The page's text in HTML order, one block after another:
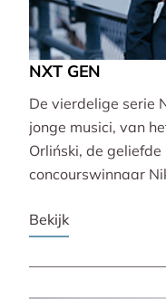
NXT GEN
De vierdelige serie
jonge musici, van
Orliński, de geliefde
concourswinnaar
programma’s van
Bekijk